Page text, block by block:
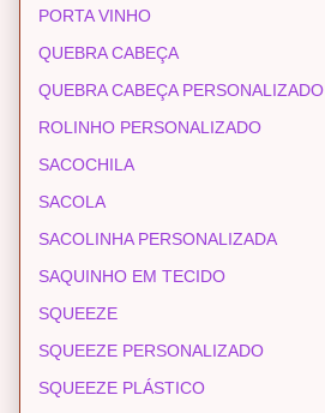
PORTA VINHO
QUEBRA CABEÇA
QUEBRA CABEÇA PERSONALIZADO
ROLINHO PERSONALIZADO
SACOCHILA
SACOLA
SACOLINHA PERSONALIZADA
SAQUINHO EM TECIDO
SQUEEZE
SQUEEZE PERSONALIZADO
SQUEEZE PLÁSTICO